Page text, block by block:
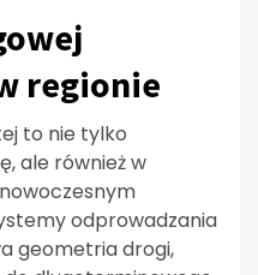
regionie
to nie tylko
ale również w
odprowadzania
geometria drogi,